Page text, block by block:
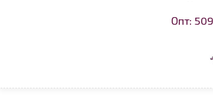
Опт: